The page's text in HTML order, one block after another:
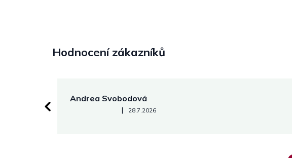
Hodnocení zákazníků
Andrea Svobodová
Hodnocení obchodu je 5 z 5 hvězdiček.
| 28.7.2026